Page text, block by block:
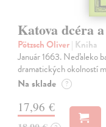
Katova dcéra
Pötzsch Oliver| Kniha
Január 1663. Neďaleko
dramatických okolností
Na sklade ?
17,96 €